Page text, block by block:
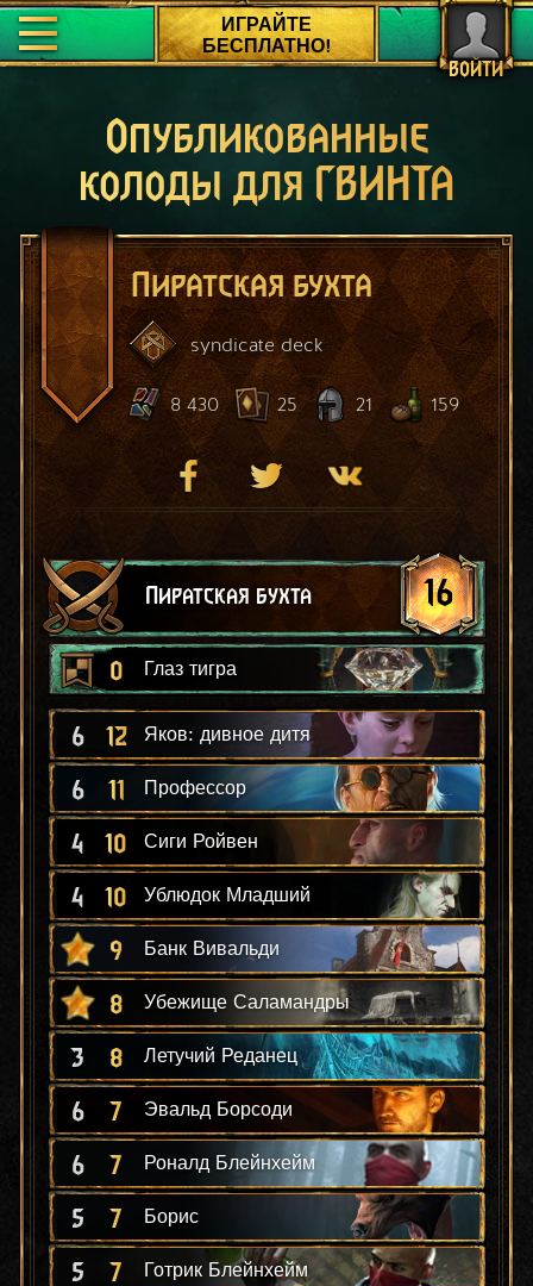
ВОЙТИ
ИГРАЙТЕ
БЕСПЛАТНО!
Опубликованные
колоды для ГВИНТА
Пиратская бухта
syndicate deck
8 430 25 21 159
Пиратская бухта 16
0 Глаз тигра
6 12 Яков: дивное дитя
6 11 Профессор
4 10 Сиги Ройвен
4 10 Ублюдок Младший
9 Банк Вивальди
8 Убежище Саламандры
3 8 Летучий Реданец
6 7 Эвальд Борсоди
6 7 Роналд Блейнхейм
5 7 Борис
5 7 Готрик Блейнхейм